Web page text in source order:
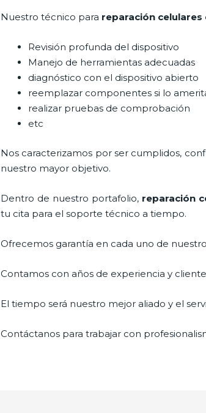
Nuestro técnico para reparación celulares
Revisión profunda del dispositivo
Manejo de herramientas adecuadas
diagnóstico con el dispositivo abierto
reemplazar componentes si lo
realizar pruebas de comprobación
etc
Nos caracterizamos por ser cumplidos,
nuestro mayor objetivo.
Dentro de nuestro portafolio, reparación
tu cita para el soporte técnico a tiempo.
Ofrecemos garantía en cada uno de
Contamos con años de experiencia y
El tiempo será nuestro mejor aliado y el
Contáctanos para trabajar con